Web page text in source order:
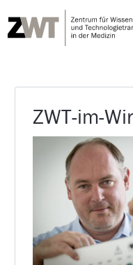
ZWT-im-